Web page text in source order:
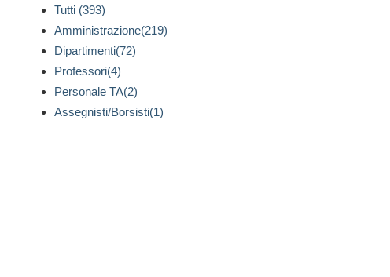
Tutti (393)
Amministrazione(219)
Dipartimenti(72)
Professori(4)
Personale TA(2)
Assegnisti/Borsisti(1)